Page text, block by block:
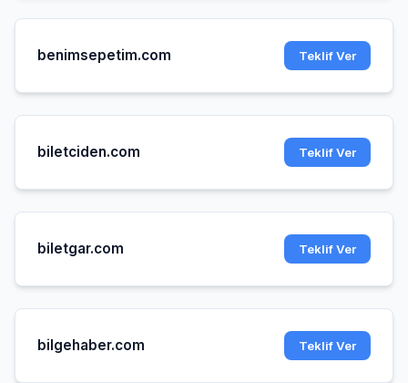
benimsepetim.com Teklif Ver
biletciden.com Teklif Ver
biletgar.com Teklif Ver
bilgehaber.com Teklif Ver